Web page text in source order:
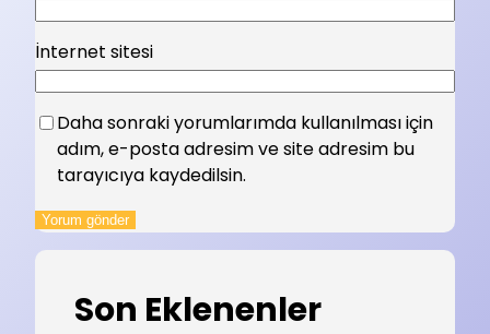
İnternet sitesi
Daha sonraki yorumlarımda kullanılması için
adım, e-posta adresim ve site adresim bu
tarayıcıya kaydedilsin.
Son Eklenenler